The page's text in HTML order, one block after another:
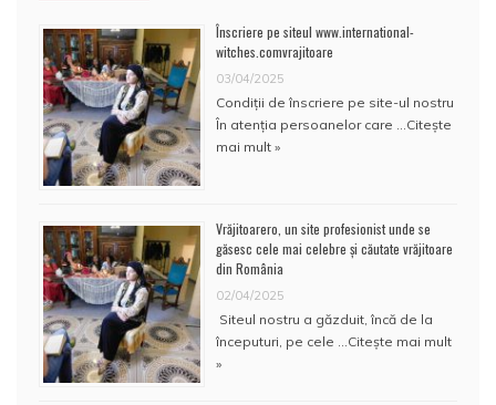
Înscriere pe siteul www.international-
witches.comvrajitoare
03/04/2025
Condiţii de înscriere pe site-ul nostru
În atenţia persoanelor care …Citește
mai mult »
Vrăjitoarero, un site profesionist unde se
găsesc cele mai celebre și căutate vrăjitoare
din România
02/04/2025
Siteul nostru a găzduit, încă de la
începuturi, pe cele …Citește mai mult
»